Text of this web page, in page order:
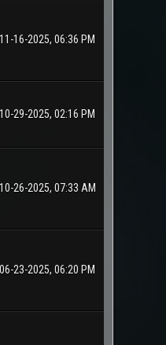
11-16-2025, 06:36 PM
10-29-2025, 02:16 PM
10-26-2025, 07:33 AM
06-23-2025, 06:20 PM